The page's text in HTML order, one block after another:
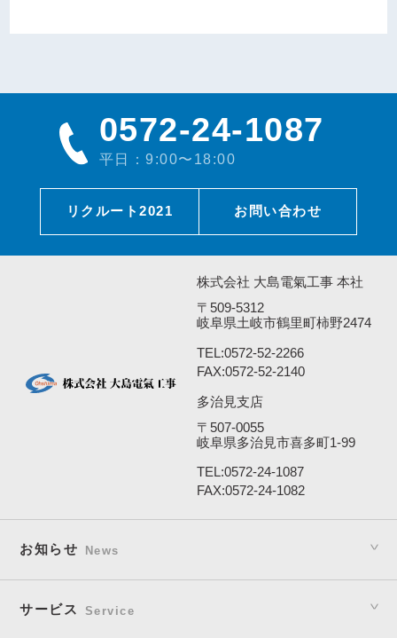
0572-24-1087
平日：9:00〜18:00
リクルート2021 お問い合わせ
株式会社 大島電氣工事 本社
〒509-5312
岐阜県土岐市鶴里町柿野2474
TEL:0572-52-2266
FAX:0572-52-2140
多治見支店
〒507-0055
岐阜県多治見市喜多町1-99
TEL:0572-24-1087
FAX:0572-24-1082
News
お知らせ
Service
サービス